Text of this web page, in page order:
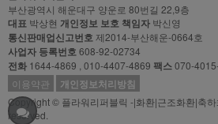
부산광역시 해운대구 양운로 80번길 22,9층
대표 박상현 개인정보 보호 책임자 박신영
통신판매업신고번호제2014-부산해운-0664호
사업자 등록번호608-92-02734
전화 1644-4869 , 010-4407-4869 팩스070-
이용약관
개인정보처리방침
Copyright © 플라워리퍼블릭 -|화환|근조화환|축
reserved.